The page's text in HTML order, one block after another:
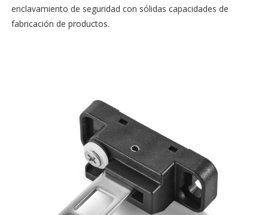
enclavamiento de seguridad con sólidas capacidades de
fabricación de productos.